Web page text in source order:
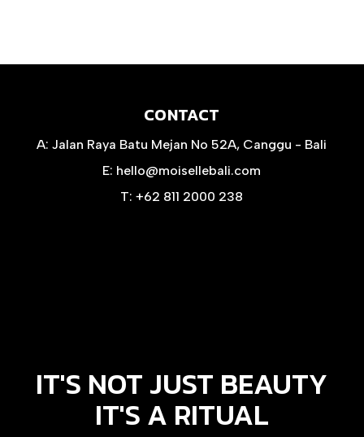
CONTACT
A:Jalan Raya Batu Mejan No 52A, Canggu - Bali
E: hello@moisellebali.com
T:+62 811 2000 238
IT'S NOT JUST BEAUTY
IT'S A RITUAL